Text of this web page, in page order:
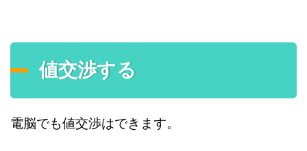
値交渉する
電脳でも値交渉はできます。